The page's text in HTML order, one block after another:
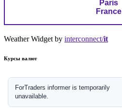
Paris
France
Weather Widget by interconnect/it
Курсы валют